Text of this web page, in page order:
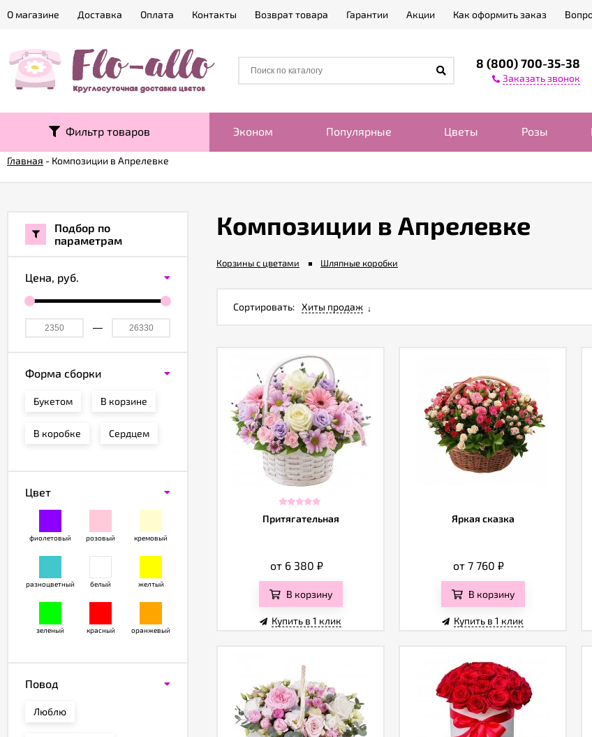
О магазине Доставка Оплата Контакты Возврат товара Гарантии Акции Как оформить заказ
8 (800) 700-35-38
Заказать звонок
Фильтр товаров Эконом Популярные Цветы Розы
Главная - Композиции в Апрелевке
Композиции в Апрелевке
Корзины с цветами Шляпные коробки
Сортировать: Хиты продаж
Притягательная
от 6 380 ₽
В корзину
Купить в 1 клик
Яркая сказка
от 7 760 ₽
В корзину
Купить в 1 клик
Подбор по
параметрам
Цена, руб.
Форма сборки
Букетом В корзине
В коробке Сердцем
Цвет
фиолетовый розовый кремовый
разноцветный белый желтый
зеленый красный оранжевый
Повод
Люблю